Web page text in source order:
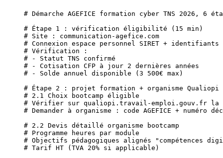
# Démarche AGEFICE formation cyber TNS 2026, 6
# Étape 1 : vérification éligibilité (15 min)
# Site : communication-agefice.com
# Connexion espace personnel SIRET + identifiants
# Vérification :
# - Statut TNS confirmé
# - Cotisation CFP à jour 2 dernières années
# - Solde annuel disponible (3 500€ max)
# Étape 2 : projet formation + organisme Qualiopi
# 2.1 Choix bootcamp éligible
# Vérifier sur qualiopi.travail-emploi.gouv.fr la
# Demander à organisme : code AGEFICE + numéro
# 2.2 Devis détaillé organisme bootcamp
# Programme heures par module
# Objectifs pédagogiques alignés "compétences
# Tarif HT (TVA 20% si applicable)